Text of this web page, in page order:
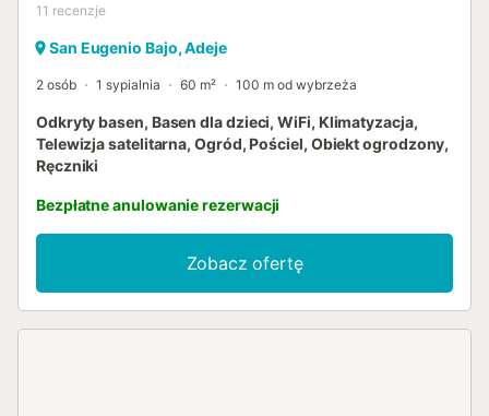
11 recenzje
San Eugenio Bajo, Adeje
2 osób 1 sypialnia 60 m² 100 m od wybrzeża
Odkryty basen, Basen dla dzieci, WiFi, Klimatyzacja,
Telewizja satelitarna, Ogród, Pościel, Obiekt ogrodzony,
Ręczniki
Bezpłatne anulowanie rezerwacji
Zobacz ofertę